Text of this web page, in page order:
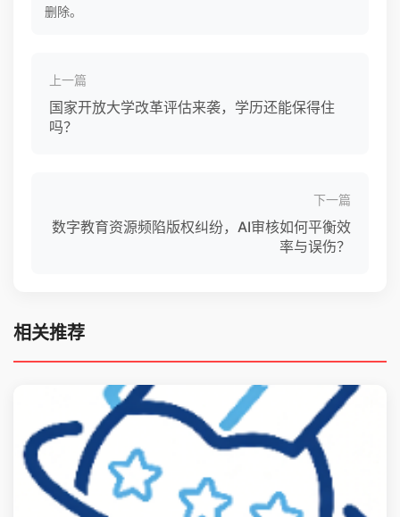
删除。
上一篇
国家开放大学改革评估来袭，学历还能保得住
吗？
下一篇
数字教育资源频陷版权纠纷，AI审核如何平衡效
率与误伤？
相关推荐